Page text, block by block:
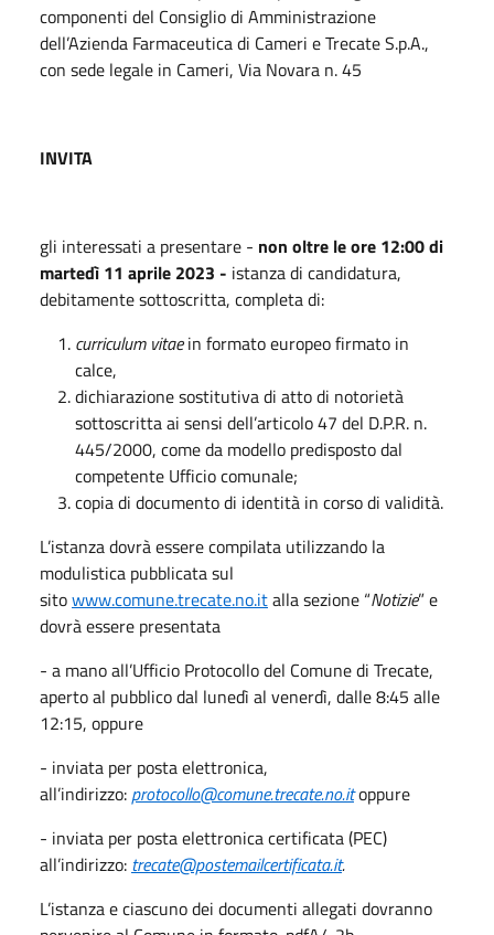
componenti del Consiglio di Amministrazione
dell’Azienda Farmaceutica di Cameri e Trecate S.p.A.,
con sede legale in Cameri, Via Novara n. 45
INVITA
gli interessati a presentare - non oltre leore 12:00 di
martedì 11 aprile 2023 - istanza di candidatura,
debitamente sottoscritta, completa di:
curriculum vitaein formato europeo firmato in
calce,
dichiarazione sostitutiva di atto di notorietà
sottoscritta ai sensi dell’articolo 47 del D.P.R. n.
445/2000, come da modello predisposto dal
competente Ufficio comunale;
copia di documento di identità in corso di validità.
L’istanza dovrà essere compilata utilizzando la
modulistica pubblicata sul
sitowww.comune.trecate.no.italla sezione “Notizie” e
dovrà essere presentata
- a mano all’Ufficio Protocollo del Comune di Trecate,
aperto al pubblico dal lunedì al venerdì, dalle 8:45 alle
12:15, oppure
- inviata per posta elettronica,
all’indirizzo: protocollo@comune.trecate.no.itoppure
- inviata per posta elettronica certificata (PEC)
all’indirizzo: trecate@postemailcertificata.it.
L’istanza e ciascuno dei documenti allegati dovranno